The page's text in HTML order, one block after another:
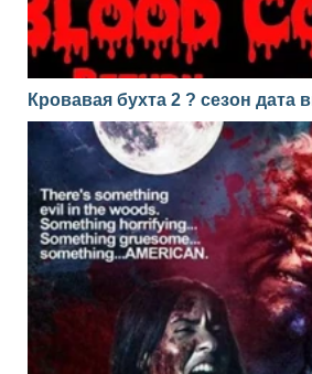
Кровавая бухта 2 ? сезон дата